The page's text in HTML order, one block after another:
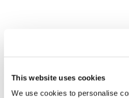
This website uses cookies
We use cookies to personalise